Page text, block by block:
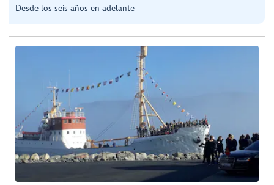
Desde los seis años en adelante